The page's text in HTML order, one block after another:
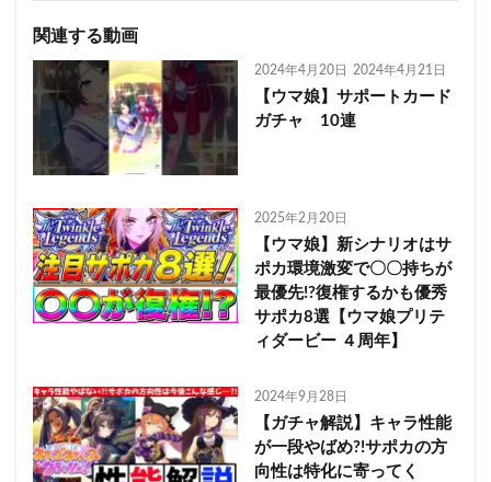
関連する動画
2024年4月20日 2024年4月21日
【ウマ娘】サポートカード
ガチャ 10連
2025年2月20日
【ウマ娘】新シナリオはサ
ポカ環境激変で〇〇持ちが
最優先!?復権するかも優秀
サポカ8選【ウマ娘プリテ
ィダービー ４周年】
2024年9月28日
【ガチャ解説】キャラ性能
が一段やばめ?!サポカの方
向性は特化に寄ってく